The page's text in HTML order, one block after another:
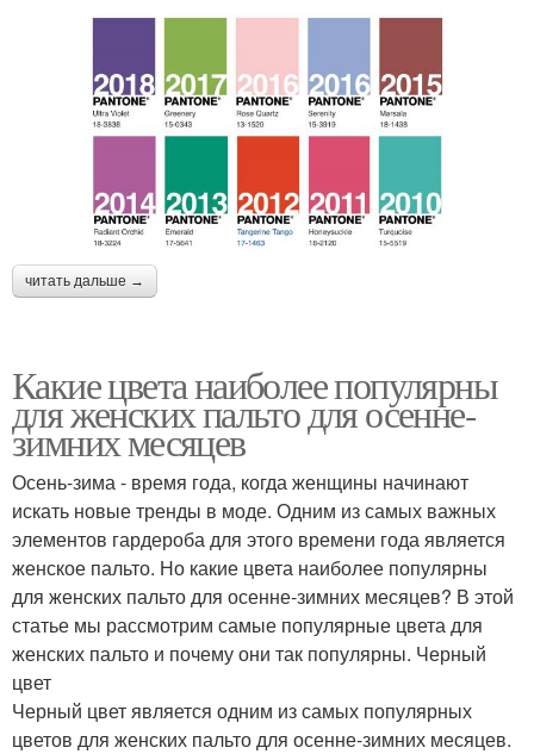
читать дальше →
Какие цвета наиболее популярны
для женских пальто для осенне-
зимних месяцев
Осень-зима - время года, когда женщины начинают
искать новые тренды в моде. Одним из самых важных
элементов гардероба для этого времени года является
женское пальто. Но какие цвета наиболее популярны
для женских пальто для осенне-зимних месяцев? В этой
статье мы рассмотрим самые популярные цвета для
женских пальто и почему они так популярны. Черный
цвет
Черный цвет является одним из самых популярных
цветов для женских пальто для осенне-зимних месяцев.